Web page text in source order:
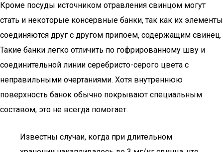
Кроме посуды источником отравления свинцом могут
стать и некоторые консервные банки, так как их элементы
соединяются друг с другом припоем, содержащим свинец.
Такие банки легко отличить по гофрированному шву и
соединительной линии серебристо-серого цвета с
неправильными очертаниями. Хотя внутреннюю
поверхность банок обычно покрывают специальным
составом, это не всегда помогает.
Известны случаи, когда при длительном